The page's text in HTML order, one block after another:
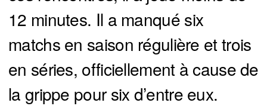
12 minutes. Il a manqué six
matchs en saison régulière et trois
en séries, officiellement à cause de
la grippe pour six d’entre eux.